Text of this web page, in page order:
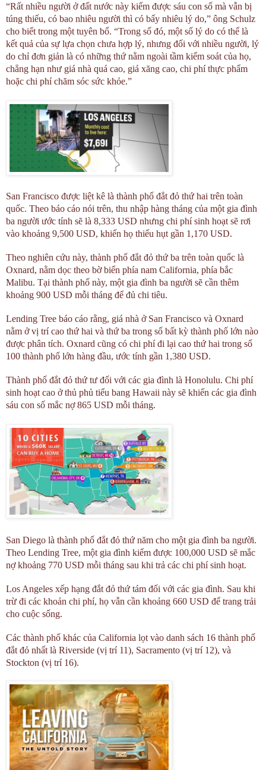
“Rất nhiều người ở đất nước này kiếm được sáu con số mà vẫn bị
túng thiếu, có bao nhiêu người thì có bấy nhiêu lý do,” ông Schulz
cho biết trong một tuyên bố. “Trong số đó, một số lý do có thể là
kết quả của sự lựa chọn chưa hợp lý, nhưng đối với nhiều người, lý
do chỉ đơn giản là có những thứ nằm ngoài tầm kiểm soát của họ,
chẳng hạn như giá nhà quá cao, giá xăng cao, chi phí thực phẩm
hoặc chi phí chăm sóc sức khỏe.”
San Francisco được liệt kê là thành phố đắt đỏ thứ hai trên toàn
quốc. Theo báo cáo nói trên, thu nhập hàng tháng của một gia đình
ba người ước tính sẽ là 8,333 USD nhưng chi phí sinh hoạt sẽ rơi
vào khoảng 9,500 USD, khiến họ thiếu hụt gần 1,170 USD.
Theo nghiên cứu này, thành phố đắt đỏ thứ ba trên toàn quốc là
Oxnard, nằm dọc theo bờ biển phía nam California, phía bắc
Malibu. Tại thành phố này, một gia đình ba người sẽ cần thêm
khoảng 900 USD mỗi tháng để đủ chi tiêu.
Lending Tree báo cáo rằng, giá nhà ở San Francisco và Oxnard
nằm ở vị trí cao thứ hai và thứ ba trong số bất kỳ thành phố lớn nào
được phân tích. Oxnard cũng có chi phí đi lại cao thứ hai trong số
100 thành phố lớn hàng đầu, ước tính gần 1,380 USD.
Thành phố đắt đỏ thứ tư đối với các gia đình là Honolulu. Chi phí
sinh hoạt cao ở thủ phủ tiểu bang Hawaii này sẽ khiến các gia đình
sáu con số mắc nợ 865 USD mỗi tháng.
San Diego là thành phố đắt đỏ thứ năm cho một gia đình ba người.
Theo Lending Tree, một gia đình kiếm được 100,000 USD sẽ mắc
nợ khoảng 770 USD mỗi tháng sau khi trả các chi phí sinh hoạt.
Los Angeles xếp hạng đắt đỏ thứ tám đối với các gia đình. Sau khi
trừ đi các khoản chi phí, họ vẫn cần khoảng 660 USD để trang trải
cho cuộc sống.
Các thành phố khác của California lọt vào danh sách 16 thành phố
đắt đỏ nhất là Riverside (vị trí 11), Sacramento (vị trí 12), và
Stockton (vị trí 16).